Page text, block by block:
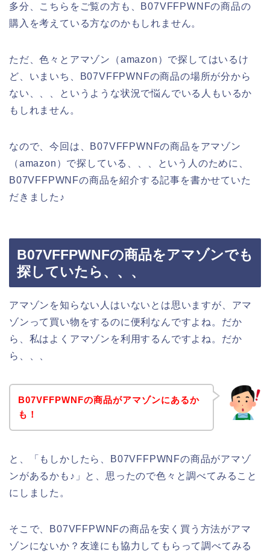
多分、こちらをご覧の方も、B07VFFPWNFの商品の
購入を考えている方なのかもしれません。
ただ、色々とアマゾン（amazon）で探してはいるけ
ど、いまいち、B07VFFPWNFの商品の場所が分から
ない、、、というような状況で悩んでいる人もいるか
もしれません。
なので、今回は、B07VFFPWNFの商品をアマゾン
（amazon）で探している、、、という人のために、
B07VFFPWNFの商品を紹介する記事を書かせていた
だきました♪
B07VFFPWNFの商品をアマゾンでも
探していたら、、、
アマゾンを知らない人はいないとは思いますが、アマ
ゾンって買い物をするのに便利なんですよね。だか
ら、私はよくアマゾンを利用するんですよね。だか
ら、、、
B07VFFPWNFの商品がアマゾンにあるか
も！
と、「もしかしたら、B07VFFPWNFの商品がアマゾ
ンがあるかも♪」と、思ったので色々と調べてみること
にしました。
そこで、B07VFFPWNFの商品を安く買う方法がアマ
ゾンにないか？友達にも協力してもらって調べてみる